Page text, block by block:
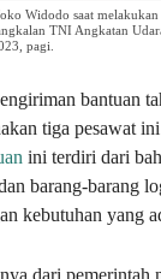
Widodo saat
TNI Angkatan
pagi.
bantuan
tiga pesawat
ini terdiri dari
barang-barang
kebutuhan yang